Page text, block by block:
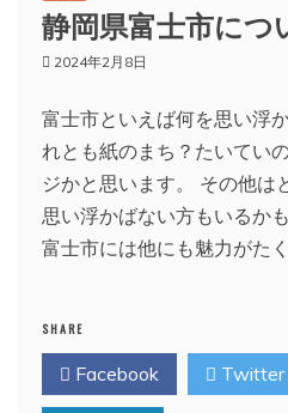
静岡県富士市につ
2024年2月8日
富士市といえば何を思い浮
れとも紙のまち？たいてい
ジかと思います。 その他は
思い浮かばない方もいるか
富士市には他にも魅力がた
SHARE
Facebook Twitter